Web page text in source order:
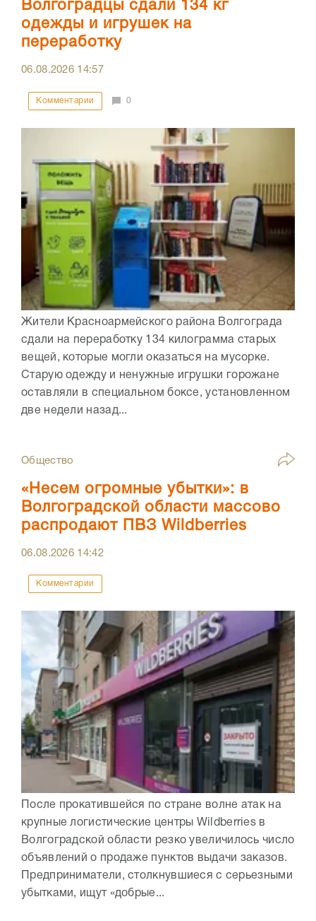
Волгоградцы сдали 134 кг
одежды и игрушек на
переработку
06.08.2026 14:57
Комментарии 0
Жители Красноармейского района Волгограда
сдали на переработку 134 килограмма старых
вещей, которые могли оказаться на мусорке.
Старую одежду и ненужные игрушки горожане
оставляли в специальном боксе, установленном
две недели назад...
Общество
«Несем огромные убытки»: в
Волгоградской области массово
распродают ПВЗ Wildberries
06.08.2026 14:42
Комментарии
После прокатившейся по стране волне атак на
крупные логистические центры Wildberries в
Волгоградской области резко увеличилось число
объявлений о продаже пунктов выдачи заказов.
Предприниматели, столкнувшиеся с серьезными
убытками, ищут «добрые...